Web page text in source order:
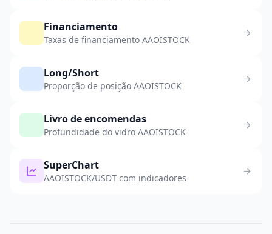
Financiamento
Taxas de financiamento AAOISTOCK
Long/Short
Proporção de posição AAOISTOCK
Livro de encomendas
Profundidade do vidro AAOISTOCK
SuperChart
AAOISTOCK/USDT com indicadores